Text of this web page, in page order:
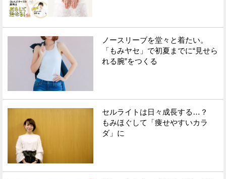
ノースリーブを堂々と着たい。
「もみヤセ」で初夏までに“見せら
れる腕”をつくる
セルライトは日々成長する…？
もみほぐして「痩せやすいカラ
ダ」に